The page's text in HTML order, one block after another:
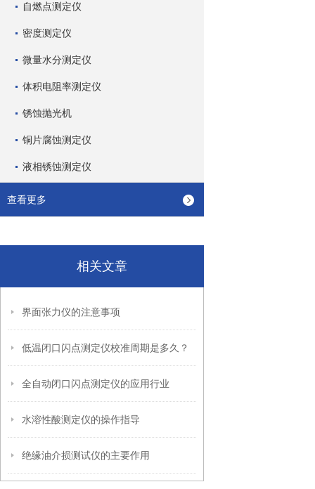
自燃点测定仪
密度测定仪
微量水分测定仪
体积电阻率测定仪
锈蚀抛光机
铜片腐蚀测定仪
液相锈蚀测定仪
查看更多
相关文章
界面张力仪的注意事项
低温闭口闪点测定仪校准周期是多久？
全自动闭口闪点测定仪的应用行业
水溶性酸测定仪的操作指导
绝缘油介损测试仪的主要作用